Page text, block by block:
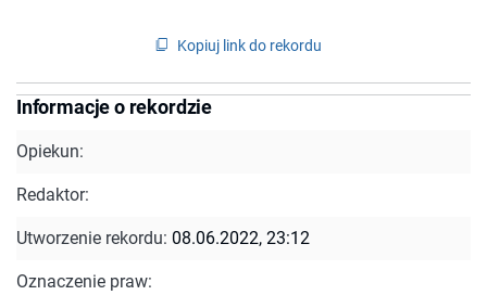
Kopiuj link do rekordu
Informacje o rekordzie
Opiekun:
Redaktor:
Utworzenie rekordu: 08.06.2022, 23:12
Oznaczenie praw: